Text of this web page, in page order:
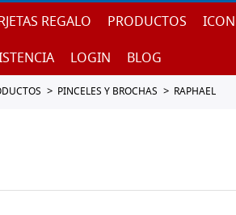
REGALO PRODUCTOS
LOGIN BLOG
PINCELES Y BROCHAS RAPHAEL